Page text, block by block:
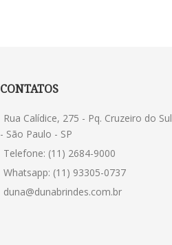
CONTATOS
Rua Calídice, 275 - Pq. Cruzeiro do Sul
- São Paulo - SP
Telefone: (11) 2684-9000
Whatsapp: (11) 93305-0737
duna@dunabrindes.com.br